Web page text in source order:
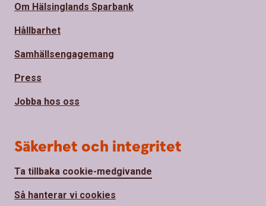
Om Hälsinglands Sparbank
Hållbarhet
Samhällsengagemang
Press
Jobba hos oss
Säkerhet och integritet
Ta tillbaka cookie-medgivande
Så hanterar vi cookies